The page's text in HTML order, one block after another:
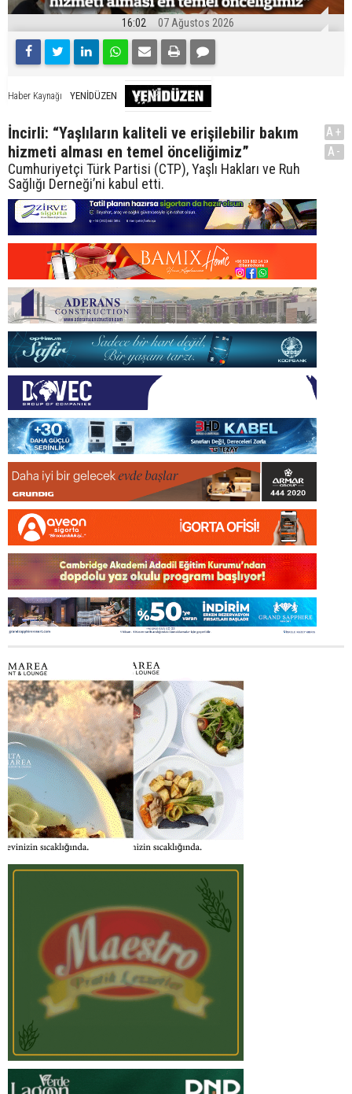
16:02 07 Ağustos 2026
Haber Kaynağı YENİDÜZEN
İncirli: “Yaşlıların kaliteli ve erişilebilir bakım
hizmeti alması en temel önceliğimiz”
Cumhuriyetçi Türk Partisi (CTP), Yaşlı Hakları ve Ruh
Sağlığı Derneği’ni kabul etti.
A+
A-